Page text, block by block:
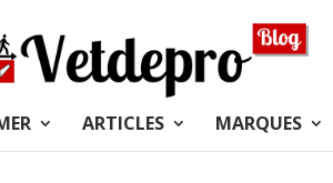
ARTICLES MARQUES